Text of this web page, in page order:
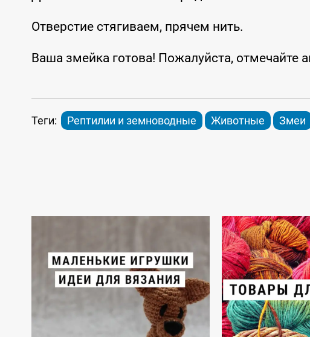
Отверстие стягиваем, прячем нить.
Ваша змейка готова! Пожалуйста, отмечайте
Теги: Рептилии и земноводные Животные Змеи